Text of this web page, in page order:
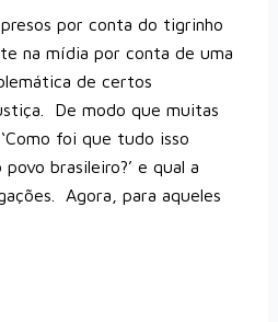
por conta do tigrinho
na mídia por conta de uma
de certos
De modo que muitas
foi que tudo isso
brasileiro?’ e qual a
Agora, para aqueles